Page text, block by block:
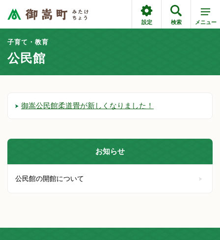
設定 検索 メニュー
子育て・教育
公民館
御嵩公民館柔道畳が新しくなりました！
お知らせ
公民館の開館について